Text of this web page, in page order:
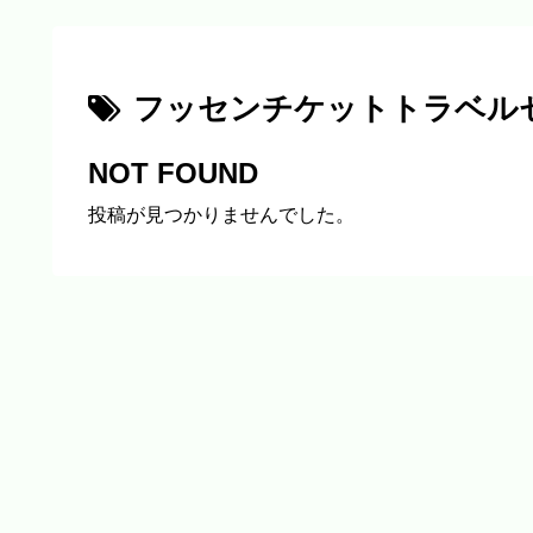
フッセンチケットトラベル
NOT FOUND
投稿が見つかりませんでした。